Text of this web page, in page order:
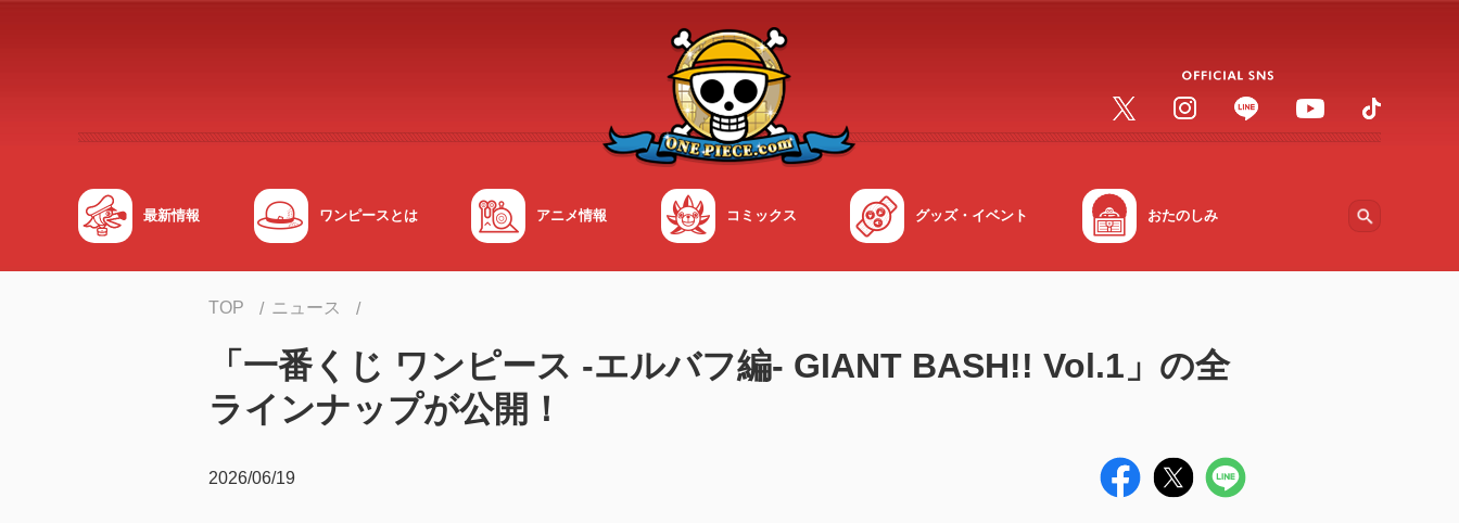
最新情報 ワンピースとは アニメ情報 コミックス グッズ・イベント おたのしみ
TOP ニュース
「一番くじ ワンピース -エルバフ編- GIANT BASH!! Vol.1」の全
ラインナップが公開！
2026/06/19